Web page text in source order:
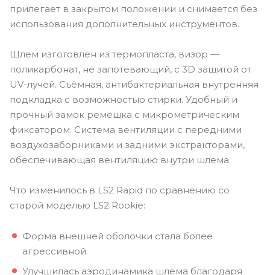
прилегает в закрытом положении и снимается без
использования дополнительных инструментов.
Шлем изготовлен из термопласта, визор —
поликарбонат, не запотевающий, с 3D защитой от
UV-лучей. Съёмная, антибактериальная внутренняя
подкладка с возможностью стирки. Удобный и
прочный замок ремешка с микрометрическим
фиксатором. Система вентиляции с передними
воздухозаборниками и задними экстракторами,
обеспечивающая вентиляцию внутри шлема.
Что изменилось в LS2 Rapid по сравнению со
старой моделью LS2 Rookie:
Форма внешней оболочки стала более
агрессивной.
Улучшилась аэродинамика шлема благодаря